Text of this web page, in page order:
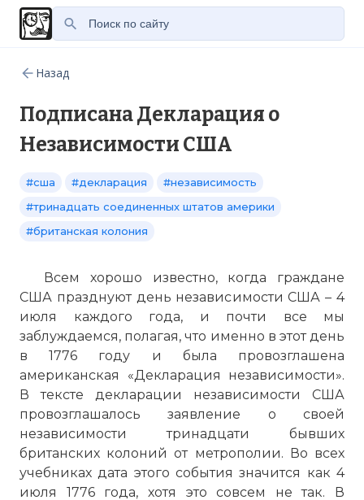
Назад
Подписана Декларация о
Независимости США
#сша #декларация
#независимость
#тринадцать соединенных штатов америки
#британская колония
Всем хорошо известно, когда граждане
США празднуют день независимости США – 4
июля каждого года, и почти все мы
заблуждаемся, полагая, что именно в этот день
в 1776 году и была провозглашена
американская «Декларация независимости».
В тексте декларации независимости США
провозглашалось заявление о своей
независимости тринадцати бывших
британских колоний от метрополии. Во всех
учебниках дата этого события значится как 4
июля 1776 года, хотя это совсем не так. В